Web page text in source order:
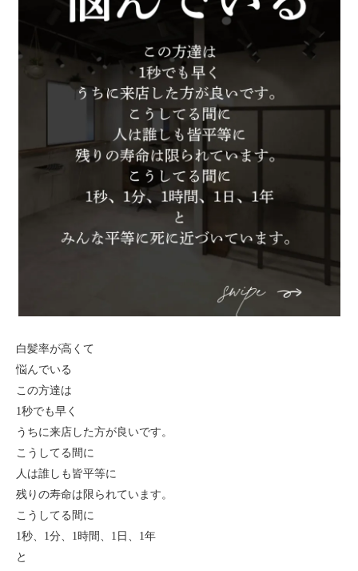
白髪率が高くて
悩んでいる
この方達は
1秒でも早く
うちに来店した方が良いです。
こうしてる間に
人は誰しも皆平等に
残りの寿命は限られています。
こうしてる間に
1秒、1分、1時間、1日、1年
と